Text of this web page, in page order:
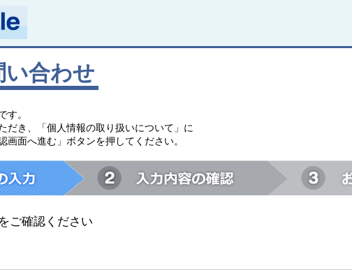
い合わせ
す。
だき、「個人情報の取り扱いについて」に
画面へ進む」ボタンを押してください。
ご確認ください